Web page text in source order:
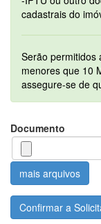
cadastrais do
Serão permitidos
menores que 10 MB cada um. Ao
assegure-se de
Documento
mais arquivos
Confirmar a